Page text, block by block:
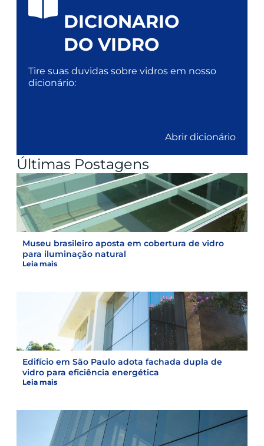
DICIONARIO
DO VIDRO
Tire suas duvidas sobre vidros em nosso
dicionário:
Abrir dicionário
Últimas Postagens
Museu brasileiro aposta em cobertura de vidro
para iluminação natural
Leia mais
Edifício em São Paulo adota fachada dupla de
vidro para eficiência energética
Leia mais